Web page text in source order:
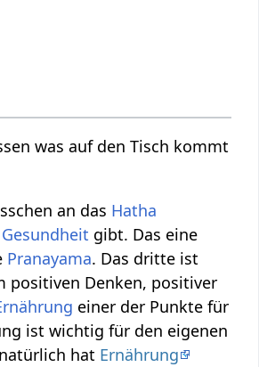
was auf den Tisch kommt
an das Hatha
Gesundheit gibt. Das eine
Pranayama. Das dritte ist
positiven Denken, positiver
einer der Punkte für
ist wichtig für den eigenen
hat Ernährung